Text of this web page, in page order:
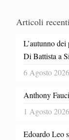
Articoli
L’autunno
Di Battista a
6 Agosto 2026
Anthony
1 Agosto 2026
Edoardo Leo